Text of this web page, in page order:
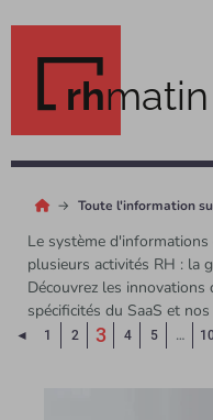
rhmatin
Toute l'information
Le système
plusieurs activités RH : la
Découvrez les
spécificités du SaaS et
◄ Page précédente
1 2 3 (Page
4 5 …